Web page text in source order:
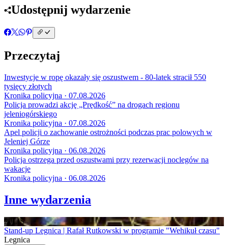
Udostępnij wydarzenie
Przeczytaj
Inwestycje w ropę okazały się oszustwem - 80-latek stracił 550
tysięcy złotych
Kronika policyjna · 07.08.2026
Policja prowadzi akcję „Prędkość” na drogach regionu
jeleniogórskiego
Kronika policyjna · 07.08.2026
Apel policji o zachowanie ostrożności podczas prac polowych w
Jeleniej Górze
Kronika policyjna · 06.08.2026
Policja ostrzega przed oszustwami przy rezerwacji noclegów na
wakacje
Kronika policyjna · 06.08.2026
Inne wydarzenia
20 LIS
Stand-up Legnica | Rafał Rutkowski w programie "Wehikuł czasu"
Legnica